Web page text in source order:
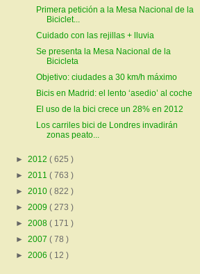
Primera petición a la Mesa Nacional de la
Biciclet...
Cuidado con las rejillas + lluvia
Se presenta la Mesa Nacional de la
Bicicleta
Objetivo: ciudades a 30 km/h máximo
Bicis en Madrid: el lento ‘asedio’ al coche
El uso de la bici crece un 28% en 2012
Los carriles bici de Londres invadirán
zonas peato...
► 2012 ( 625 )
► 2011 ( 763 )
► 2010 ( 822 )
► 2009 ( 273 )
► 2008 ( 171 )
► 2007 ( 78 )
► 2006 ( 12 )